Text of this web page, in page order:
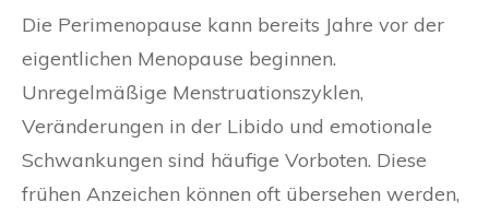
Die Perimenopause kann bereits Jahre vor der
eigentlichen Menopause beginnen.
Unregelmäßige Menstruationszyklen,
Veränderungen in der Libido und emotionale
Schwankungen sind häufige Vorboten. Diese
frühen Anzeichen können oft übersehen werden,